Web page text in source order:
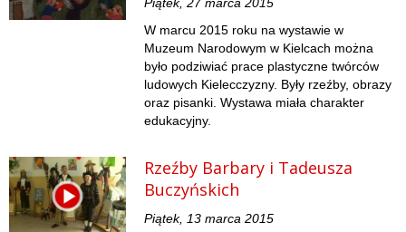
Piątek, 27 marca 2015
W marcu 2015 roku na wystawie w
Muzeum Narodowym w Kielcach można
było podziwiać prace plastyczne twórców
ludowych Kielecczyzny. Były rzeźby, obrazy
oraz pisanki. Wystawa miała charakter
edukacyjny.
Rzeźby Barbary i Tadeusza
Buczyńskich
Piątek, 13 marca 2015